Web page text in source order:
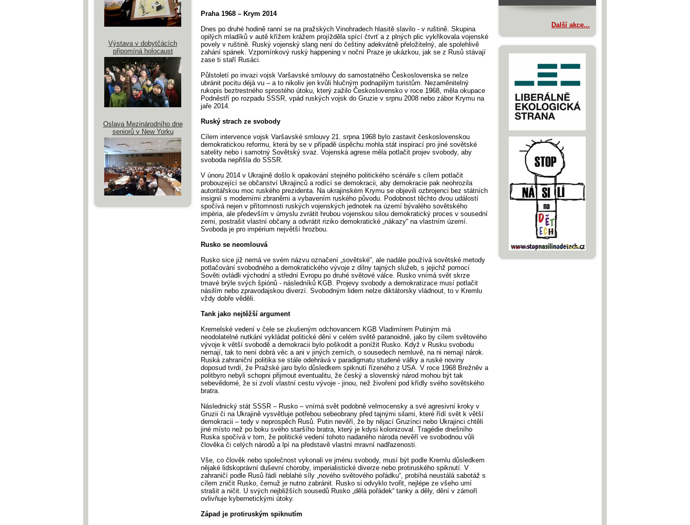
Praha 1968 – Krym 2014
Dnes po druhé hodině ranní se na pražských Vinohradech hlasitě slavilo - v ruštině. Skupina
opilých mladíků v autě křížem krážem projížděla spící čtvrť a z plných plic vykřikovala vojenské
povely v ruštině. Ruský vojenský slang není do češtiny adekvátně přeložitelný, ale spolehlivě
zahání spánek. Vzpomínkový ruský happening v noční Praze je ukázkou, jak se z Rusů stávají
zase ti staří Rusáci.
Půlstoletí po invazi vojsk Varšavské smlouvy do samostatného Československa se nelze
ubránit pocitu déjà vu – a to nikoliv jen kvůli hlučným podnapilým turistům. Nezaměnitelný
rukopis beztrestného sprostého útoku, který zažilo Československo v roce 1968, měla okupace
Podněstří po rozpadu SSSR, vpád ruských vojsk do Gruzie v srpnu 2008 nebo zábor Krymu na
jaře 2014.
Ruský strach ze svobody
Cílem intervence vojsk Varšavské smlouvy 21. srpna 1968 bylo zastavit československou
demokratickou reformu, která by se v případě úspěchu mohla stát inspirací pro jiné sovětské
satelity nebo i samotný Sovětský svaz. Vojenská agrese měla potlačit projev svobody, aby
svoboda nepřišla do SSSR.
V únoru 2014 v Ukrajině došlo k opakování stejného politického scénáře s cílem potlačit
probouzející se občanství Ukrajinců a rodící se demokracii, aby demokracie pak neohrozila
autoritářskou moc ruského prezidenta. Na ukrajinském Krymu se objevili ozbrojenci bez státních
insignií s moderními zbraněmi a vybavením ruského původu. Podobnost těchto dvou událostí
spočívá nejen v přítomnosti ruských vojenských jednotek na území bývalého sovětského
impéria, ale především v úmyslu zvrátit hrubou vojenskou silou demokratický proces v sousední
zemi, postrašit vlastní občany a odvrátit riziko demokratické „nákazy“ na vlastním území.
Svoboda je pro impérium největší hrozbou.
Rusko se neomlouvá
Rusko sice již nemá ve svém názvu označení „sovětské“, ale nadále používá sovětské metody
potlačování svobodného a demokratického vývoje z dílny tajných služeb, s jejichž pomocí
Sověti ovládli východní a střední Evropu po druhé světové válce. Rusko vnímá svět skrze
tmavé brýle svých špiónů - následníků KGB. Projevy svobody a demokratizace musí potlačit
násilím nebo zpravodajskou diverzí. Svobodným lidem nelze diktátorsky vládnout, to v Kremlu
vždy dobře věděli.
Tank jako nejtěžší argument
Kremelské vedení v čele se zkušeným odchovancem KGB Vladimírem Putiným má
neodolatelné nutkání vykládat politické dění v celém světě paranoidně, jako by cílem světového
vývoje k větší svobodě a demokracii bylo poškodit a ponížit Rusko. Když v Rusku svobodu
nemají, tak to není dobrá věc a ani v jiných zemích, o sousedech nemluvě, na ni nemají nárok.
Ruská zahraniční politika se stále odehrává v paradigmatu studené války a ruské noviny
doposud tvrdí, že Pražské jaro bylo důsledkem spiknutí řízeného z USA. V roce 1968 Brežněv a
politbyro nebyli schopni přijmout eventualitu, že český a slovenský národ mohou být tak
sebevědomé, že si zvolí vlastní cestu vývoje - jinou, než živoření pod křídly svého sovětského
bratra.
Následnický stát SSSR – Rusko – vnímá svět podobně velmocensky a své agresivní kroky v
Gruzii či na Ukrajině vysvětluje potřebou sebeobrany před tajnými silami, které řídí svět k větší
demokracii – tedy v neprospěch Rusů. Putin nevěří, že by nějací Gruzínci nebo Ukrajinci chtěli
jiné místo než po boku svého staršího bratra, který je kdysi kolonizoval. Tragédie dnešního
Ruska spočívá v tom, že politické vedení tohoto nadaného národa nevěří ve svobodnou vůli
člověka či celých národů a lpí na představě vlastní mravní nadřazenosti.
Vše, co člověk nebo společnost vykonali ve jménu svobody, musí být podle Kremlu důsledkem
nějaké lidskoprávní duševní choroby, imperialistické diverze nebo protiruského spiknutí. V
zahraničí podle Rusů řádí neblahé síly „nového světového pořádku“, probíhá neustálá sabotáž s
cílem zničit Rusko, čemuž je nutno zabránit. Rusko si odvyklo tvořit, nejlépe ze všeho umí
strašit a ničit. U svých nejbližších sousedů Rusko „dělá pořádek“ tanky a děly, dění v zámoří
ovlivňuje kybernetickými útoky.
Západ je protiruským spiknutím
Výstava v dobytčácích
připomíná holocaust
Oslava Mezinárodního dne
seniorů v New Yorku
Další akce...